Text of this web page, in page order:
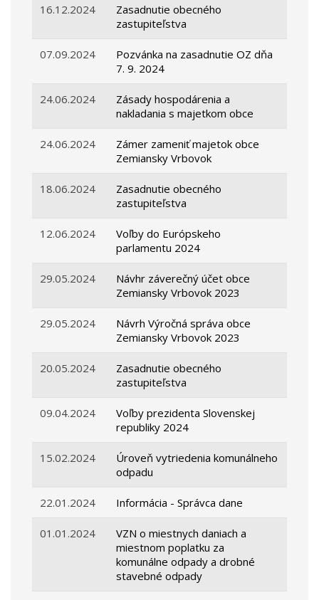
16.12.2024
Zasadnutie obecného
zastupiteľstva
07.09.2024
Pozvánka na zasadnutie OZ dňa
7. 9. 2024
24.06.2024
Zásady hospodárenia a
nakladania s majetkom obce
24.06.2024
Zámer zameniť majetok obce
Zemiansky Vrbovok
18.06.2024
Zasadnutie obecného
zastupiteľstva
12.06.2024
Voľby do Európskeho
parlamentu 2024
29.05.2024
Návhr záverečný účet obce
Zemiansky Vrbovok 2023
29.05.2024
Návrh Výročná správa obce
Zemiansky Vrbovok 2023
20.05.2024
Zasadnutie obecného
zastupiteľstva
09.04.2024
Voľby prezidenta Slovenskej
republiky 2024
15.02.2024
Úroveň vytriedenia komunálneho
odpadu
22.01.2024 Informácia - Správca dane
01.01.2024
VZN o miestnych daniach a
miestnom poplatku za
komunálne odpady a drobné
stavebné odpady